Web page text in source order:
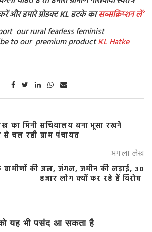
और हमारे प्रोडक्ट KL हटके कासब्सक्रिप्शनलें’
our rural fearless feminist
to our premium productKL Hatke
का मिनी सचिवालय बना भूसा रखने
चल रही ग्राम पंचायत
अगला लेख
ग्रामीणों की जल, जंगल, जमीन की लड़ाई, 30
हजार लोग क्यों कर रहे हैं विरोध
यह भी पसंद आ सकता है